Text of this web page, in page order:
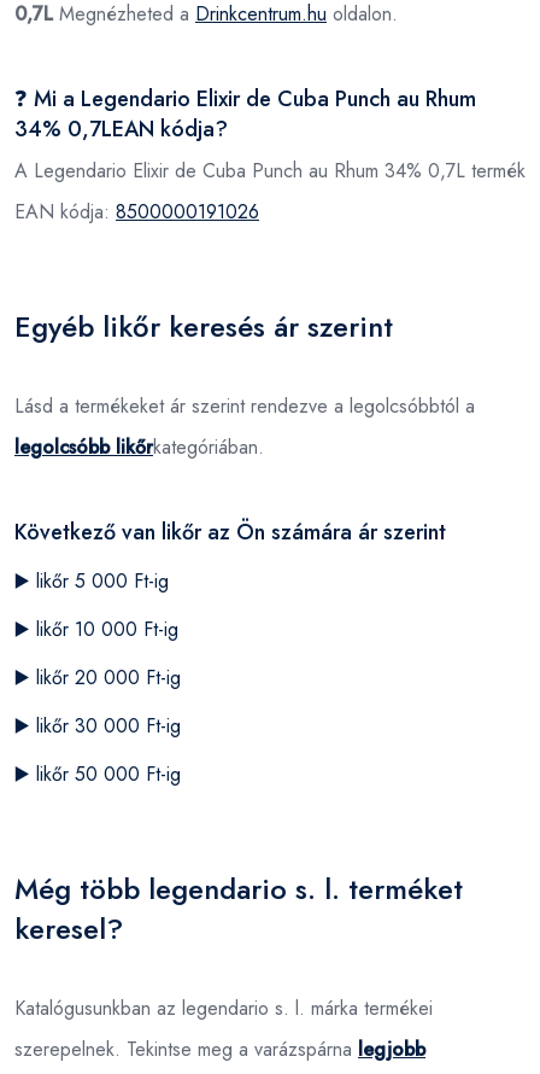
0,7LMegnézheted a Drinkcentrum.hu oldalon.
❓ Mi a Legendario Elixir de Cuba Punch au Rhum
34% 0,7LEAN kódja?
A Legendario Elixir de Cuba Punch au Rhum 34% 0,7L termék
EAN kódja: 8500000191026
Egyéb likőr keresés ár szerint
Lásd a termékeket ár szerint rendezve a legolcsóbbtól a
legolcsóbb likőrkategóriában.
Következő van likőr az Ön számára ár szerint
▶️ likőr 5 000 Ft-ig
▶️ likőr 10 000 Ft-ig
▶️ likőr 20 000 Ft-ig
▶️ likőr 30 000 Ft-ig
▶️ likőr 50 000 Ft-ig
Még több legendario s. l. terméket
keresel?
Katalógusunkban az legendario s. l. márka termékei
szerepelnek. Tekintse meg a varázspárna legjobb